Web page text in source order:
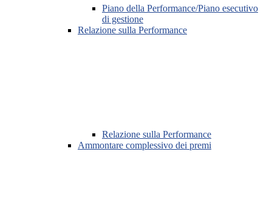
Piano della Performance/Piano esecutivo
di gestione
Relazione sulla Performance
Relazione sulla Performance
Ammontare complessivo dei premi